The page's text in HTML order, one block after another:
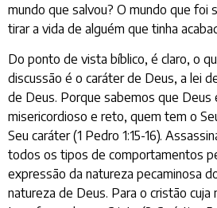
mundo que salvou? O mundo que foi
tirar a vida de alguém que tinha
Do ponto de vista bíblico, é claro, o
discussão é o caráter de Deus, a lei
de Deus. Porque sabemos que Deus
misericordioso e reto, quem tem o
Seu caráter (1 Pedro 1:15-16).
todos os tipos de comportamentos
expressão da natureza pecaminosa
natureza de Deus. Para o cristão cuja